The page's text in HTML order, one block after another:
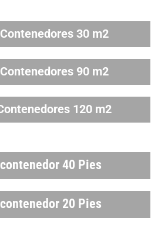
30 m2
90 m2
120 m2
40 Pies
20 Pies